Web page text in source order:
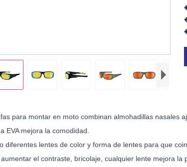
para montar en moto combinan almohadillas nasales
EVA mejora la comodidad.
diferentes lentes de color y forma de lentes para que
el contraste, bricolaje, cualquier lente mejora